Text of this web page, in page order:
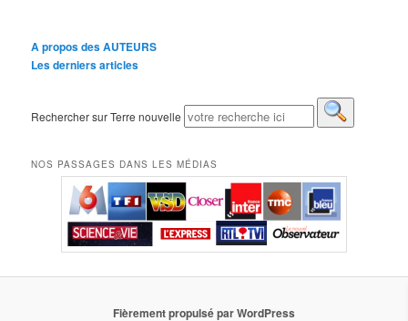
A propos des AUTEURS
Les derniers articles
Rechercher sur Terre nouvelle
NOS PASSAGES DANS LES MÉDIAS
Fièrement propulsé par WordPress